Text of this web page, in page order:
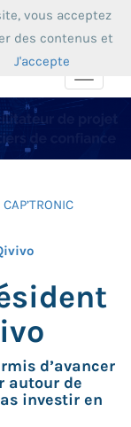
Toggle
d’avancer
autour de
investir en
vous acceptez
des contenus et
J'accepte